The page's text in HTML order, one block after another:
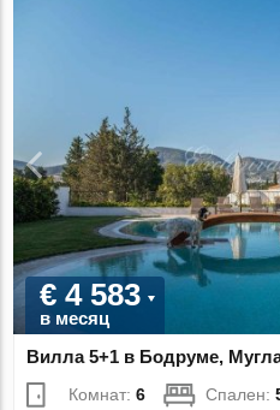
€ 4 583
в месяц
Вилла 5+1 в Бодруме,
Комнат:6 Спален: